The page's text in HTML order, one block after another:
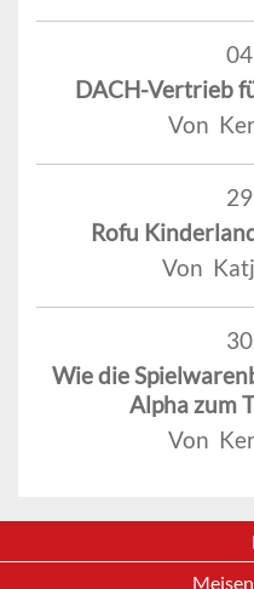
DACH-Vertrieb
Von
Rofu
Von
Wie die
Alpha zum
Von